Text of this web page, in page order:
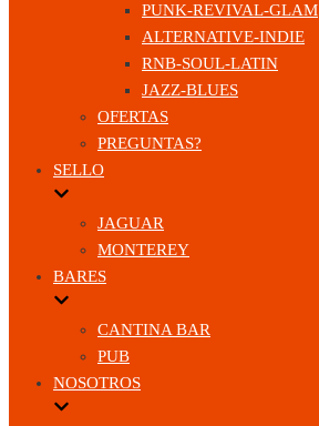
PUNK-REVIVAL-GLAM
ALTERNATIVE-INDIE
RNB-SOUL-LATIN
JAZZ-BLUES
OFERTAS
PREGUNTAS?
SELLO
JAGUAR
MONTEREY
BARES
CANTINA BAR
PUB
NOSOTROS